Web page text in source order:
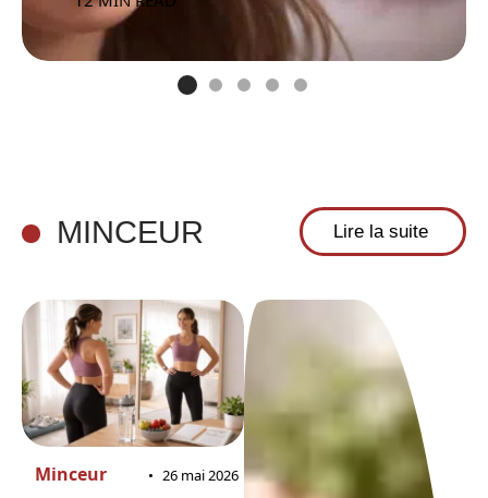
MINCEUR Lire la suite
Minceur 26 mai 2026